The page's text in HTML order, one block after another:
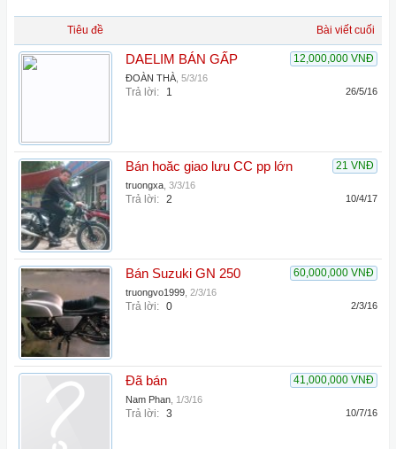
Tiêu đề Bài viết cuối
12,000,000 VNĐ
DAELIM BÁN GẤP
ĐOÀN THÀ 5/3/16
Trả lời: 1 26/5/16
21 VNĐ
Bán hoăc giao lưu CC pp lớn
truongxa 3/3/16
Trả lời: 2 10/4/17
60,000,000 VNĐ
Bán Suzuki GN 250
truongvo1999 2/3/16
Trả lời: 0 2/3/16
41,000,000 VNĐ
Đã bán
Nam Phan 1/3/16
Trả lời: 3 10/7/16